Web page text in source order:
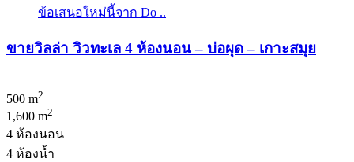
ข้อเสนอใหม่นี้จาก Do ..
ขายวิลล่า วิวทะเล 4 ห้องนอน – บ่อผุด – เกาะสมุย
500 m2
1,600 m2
4 ห้องนอน
4 ห้องน้ำ